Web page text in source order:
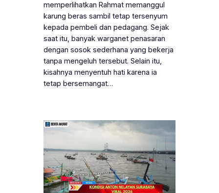
memperlihatkan Rahmat memanggul
karung beras sambil tetap tersenyum
kepada pembeli dan pedagang. Sejak
saat itu, banyak warganet penasaran
dengan sosok sederhana yang bekerja
tanpa mengeluh tersebut. Selain itu,
kisahnya menyentuh hati karena ia
tetap bersemangat…